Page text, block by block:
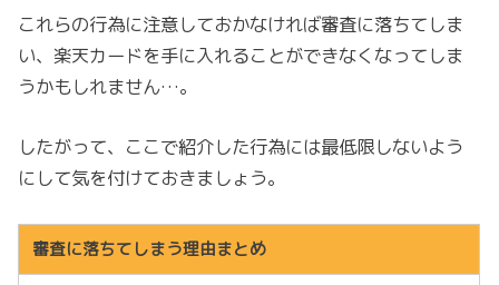
これらの行為に注意しておかなければ審査に落ちてしま
い、楽天カードを手に入れることができなくなってしま
うかもしれません…。
したがって、ここで紹介した行為には最低限しないよう
にして気を付けておきましょう。
審査に落ちてしまう理由まとめ